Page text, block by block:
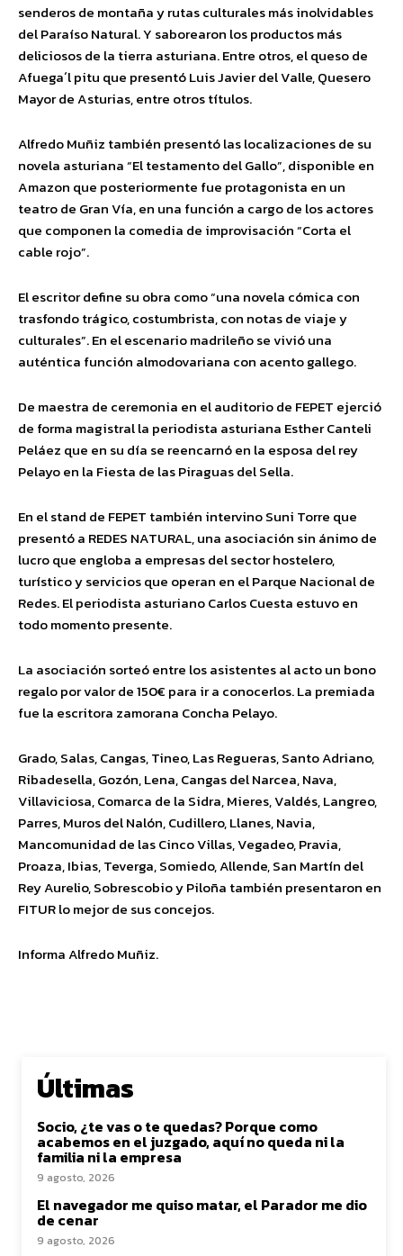
senderos de montaña y rutas culturales más inolvidables
del Paraíso Natural. Y saborearon los productos más
deliciosos de la tierra asturiana. Entre otros, el queso de
Afuega´l pitu que presentó Luis Javier del Valle, Quesero
Mayor de Asturias, entre otros títulos.
Alfredo Muñiz también presentó las localizaciones de su
novela asturiana “El testamento del Gallo”, disponible en
Amazon que posteriormente fue protagonista en un
teatro de Gran Vía, en una función a cargo de los actores
que componen la comedia de improvisación “Corta el
cable rojo”.
El escritor define su obra como “una novela cómica con
trasfondo trágico, costumbrista, con notas de viaje y
culturales”. En el escenario madrileño se vivió una
auténtica función almodovariana con acento gallego.
De maestra de ceremonia en el auditorio de FEPET ejerció
de forma magistral la periodista asturiana Esther Canteli
Peláez que en su día se reencarnó en la esposa del rey
Pelayo en la Fiesta de las Piraguas del Sella.
En el stand de FEPET también intervino Suni Torre que
presentó a REDES NATURAL, una asociación sin ánimo de
lucro que engloba a empresas del sector hostelero,
turístico y servicios que operan en el Parque Nacional de
Redes. El periodista asturiano Carlos Cuesta estuvo en
todo momento presente.
La asociación sorteó entre los asistentes al acto un bono
regalo por valor de 150€ para ir a conocerlos. La premiada
fue la escritora zamorana Concha Pelayo.
Grado, Salas, Cangas, Tineo, Las Regueras, Santo Adriano,
Ribadesella, Gozón, Lena, Cangas del Narcea, Nava,
Villaviciosa, Comarca de la Sidra, Mieres, Valdés, Langreo,
Parres, Muros del Nalón, Cudillero, Llanes, Navia,
Mancomunidad de las Cinco Villas, Vegadeo, Pravia,
Proaza, Ibias, Teverga, Somiedo, Allende, San Martín del
Rey Aurelio, Sobrescobio y Piloña también presentaron en
FITUR lo mejor de sus concejos.
Informa Alfredo Muñiz.
Últimas
Socio, ¿te vas o te quedas? Porque como
acabemos en el juzgado, aquí no queda ni la
familia ni la empresa
9 agosto, 2026
El navegador me quiso matar, el Parador me dio
de cenar
9 agosto, 2026